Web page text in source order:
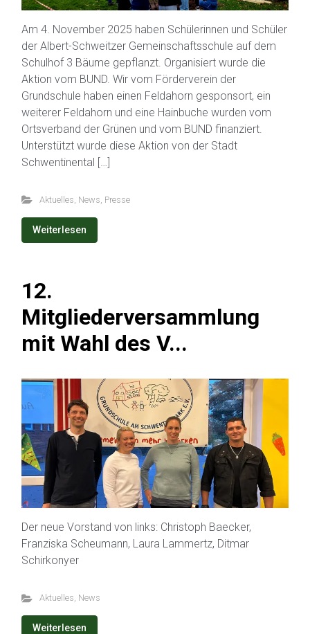
Am 4. November 2025 haben Schülerinnen und Schüler
der Albert-Schweitzer Gemeinschaftsschule auf dem
Schulhof 3 Bäume gepflanzt. Organisiert wurde die
Aktion vom BUND. Wir vom Förderverein der
Grundschule haben einen Feldahorn gesponsort, ein
weiterer Feldahorn und eine Hainbuche wurden vom
Ortsverband der Grünen und vom BUND finanziert.
Unterstützt wurde diese Aktion von der Stadt
Schwentinental […]
Aktuelles News Presse
Weiterlesen
12.
Mitgliederversammlung
mit Wahl des V...
Der neue Vorstand von links: Christoph Baecker,
Franziska Scheumann, Laura Lammertz, Ditmar
Schirkonyer
Aktuelles, News
Weiterlesen